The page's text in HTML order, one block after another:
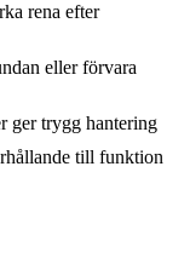
rena efter
eller förvara
ger trygg hantering
till funktion